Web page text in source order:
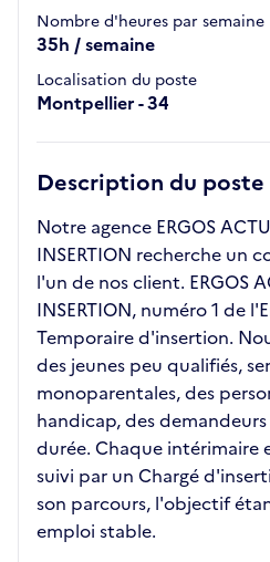
Nombre d'heures par semaine
35h / semaine
Localisation du poste
Montpellier - 34
Description du poste
Notre agence ERGOS
INSERTION recherche un
l'un de nos client. ERGOS
INSERTION, numéro 1 de
Temporaire d'insertion.
des jeunes peu qualifiés,
monoparentales, des
handicap, des
durée. Chaque intérimaire
suivi par un Chargé
son parcours, l'objectif
emploi stable.